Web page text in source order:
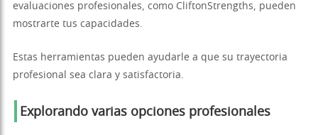
evaluaciones profesionales, como CliftonStrengths, pueden
mostrarte tus capacidades.
Estas herramientas pueden ayudarle a que su trayectoria
profesional sea clara y satisfactoria.
Explorando varias opciones profesionales